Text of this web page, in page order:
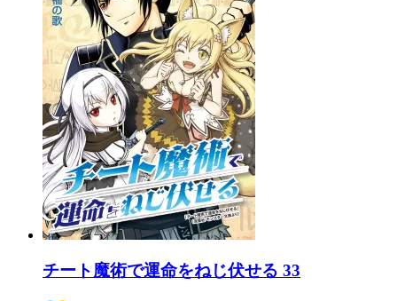
チート魔術で運命をねじ伏せる 33